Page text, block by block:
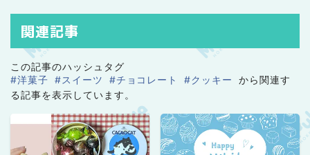
関連記事
この記事のハッシュタグ
#洋菓子 #スイーツ #チョコレート #クッキー
から関連す
る記事を表示しています。